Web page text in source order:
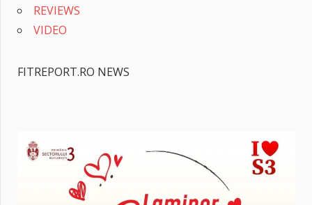
REVIEWS
VIDEO
FITREPORT.RO NEWS